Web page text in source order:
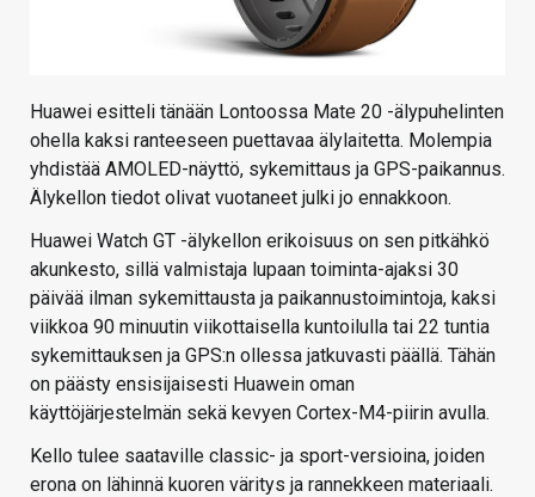
Huawei esitteli tänään Lontoossa Mate 20 -älypuhelinten
ohella kaksi ranteeseen puettavaa älylaitetta. Molempia
yhdistää AMOLED-näyttö, sykemittaus ja GPS-paikannus.
Älykellon tiedot olivat vuotaneet julki jo ennakkoon.
Huawei Watch GT -älykellon erikoisuus on sen pitkähkö
akunkesto, sillä valmistaja lupaan toiminta-ajaksi 30
päivää ilman sykemittausta ja paikannustoimintoja, kaksi
viikkoa 90 minuutin viikottaisella kuntoilulla tai 22 tuntia
sykemittauksen ja GPS:n ollessa jatkuvasti päällä. Tähän
on päästy ensisijaisesti Huawein oman
käyttöjärjestelmän sekä kevyen Cortex-M4-piirin avulla.
Kello tulee saataville classic- ja sport-versioina, joiden
erona on lähinnä kuoren väritys ja rannekkeen materiaali.